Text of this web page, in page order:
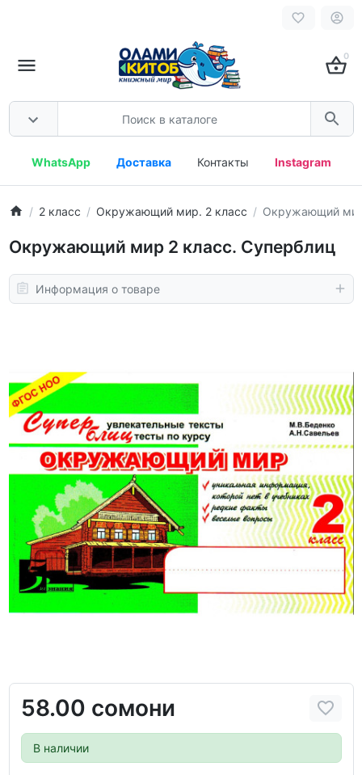
0
WhatsApp Доставка Контакты Instagram
2 класс Окружающий мир. 2 класс Окружающий
Окружающий мир 2 класс. Суперблиц
Информация о товаре
58.00 сомони
В наличии